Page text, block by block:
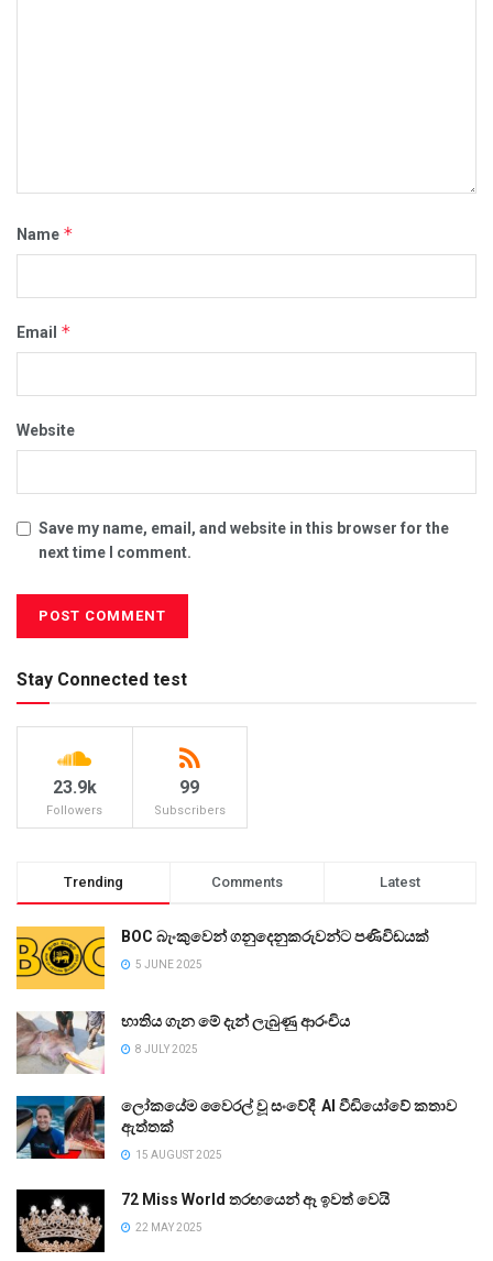
Name *
Email *
Website
Save my name, email, and website in this browser for the
next time I comment.
Stay Connected test
23.9k
Followers
99
Subscribers
Trending Comments Latest
BOC බැංකුවෙන් ගනුදෙනුකරුවන්ට පණිවිඩයක්
5 JUNE 2025
භාතිය ගැන මේ දැන් ලැබුණු ආරංචිය
8 JULY 2025
ලෝකයේම වෛරල් වූ සංවේදී AI වීඩියෝවේ කතාව
ඇත්තක්
15 AUGUST 2025
72 Miss World තරඟයෙන් ඈ ඉවත් වෙයි
22 MAY 2025